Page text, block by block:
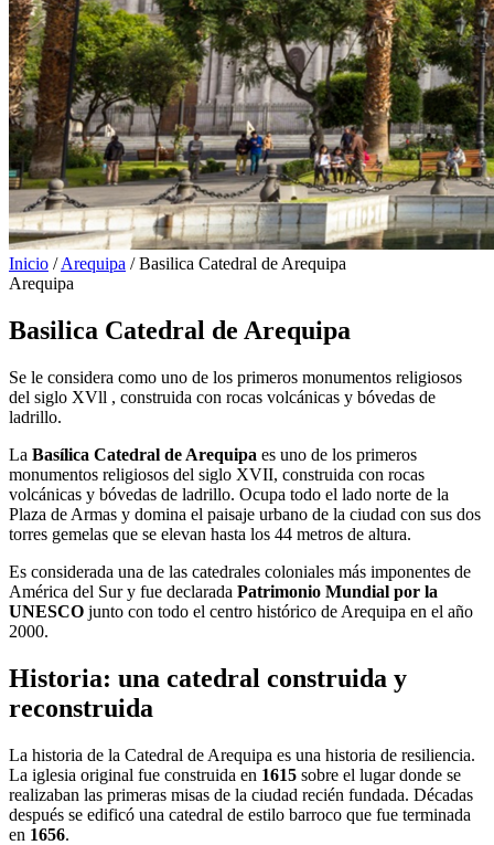
Inicio / Arequipa / Basilica Catedral de Arequipa
Arequipa
Basilica Catedral de Arequipa
Se le considera como uno de los primeros monumentos religiosos
del siglo XVll , construida con rocas volcánicas y bóvedas de
ladrillo.
La Basílica Catedral de Arequipa es uno de los primeros
monumentos religiosos del siglo XVII, construida con rocas
volcánicas y bóvedas de ladrillo. Ocupa todo el lado norte de la
Plaza de Armas y domina el paisaje urbano de la ciudad con sus dos
torres gemelas que se elevan hasta los 44 metros de altura.
Es considerada una de las catedrales coloniales más imponentes de
América del Sur y fue declarada Patrimonio Mundial por la
UNESCO junto con todo el centro histórico de Arequipa en el año
2000.
Historia: una catedral construida y
reconstruida
La historia de la Catedral de Arequipa es una historia de resiliencia.
La iglesia original fue construida en 1615 sobre el lugar donde se
realizaban las primeras misas de la ciudad recién fundada. Décadas
después se edificó una catedral de estilo barroco que fue terminada
en 1656.